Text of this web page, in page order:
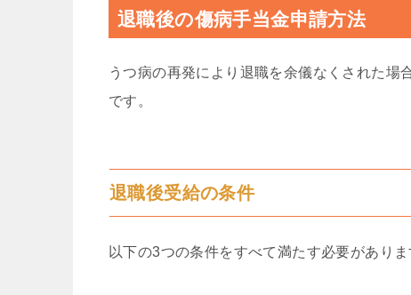
退職後の傷病手当金申請方法
うつ病の再発により退職を余儀なくされた場
です。
退職後受給の条件
以下の3つの条件をすべて満たす必要がありま